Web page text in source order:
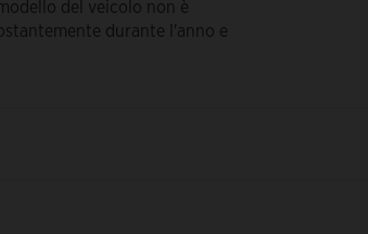
del veicolo non è
durante l'anno e